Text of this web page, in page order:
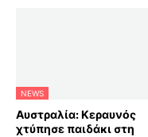
NEWS
Αυστραλία: Κεραυνός
χτύπησε παιδάκι στη